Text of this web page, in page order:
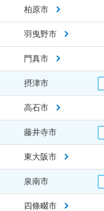
柏原市
羽曳野市
門真市
摂津市
高石市
藤井寺市
東大阪市
泉南市
四條畷市